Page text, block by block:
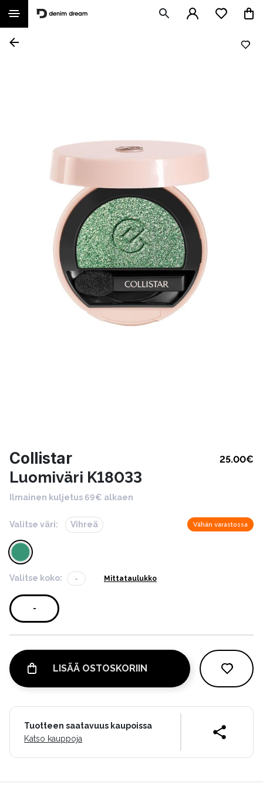
Collistar 25.00€
Luomiväri K18033
Ilmainen kuljetus 69€ alkaen
Valitse väri: Vihreä Vähän varastossa
Valitse koko: - Mittataulukko
-
LISÄÄ OSTOSKORIIN
Tuotteen saatavuus kaupoissa
Katso kauppoja